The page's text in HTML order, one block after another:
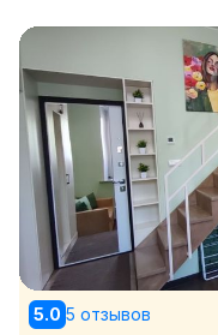
5.0 5 отзывов